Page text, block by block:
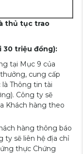
thủ tục trao
30 triệu đồng):
tại Mục 9 của
cung cấp
Thông tin tài
Công ty sẽ
Khách hàng theo
hàng thông báo
ty sẽ liên hệ địa chỉ
thực Chứng